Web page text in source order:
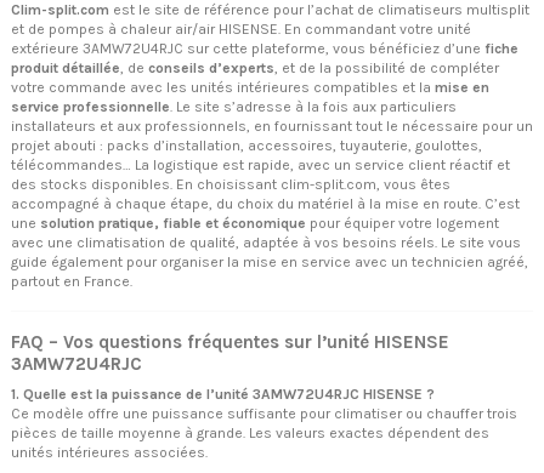
Clim-split.com est le site de référence pour l’achat de climatiseurs multisplit
et de pompes à chaleur air/air HISENSE. En commandant votre unité
extérieure 3AMW72U4RJC sur cette plateforme, vous bénéficiez d’une fiche
produit détaillée, de conseils d’experts, et de la possibilité de compléter
votre commande avec les unités intérieures compatibles et la mise en
service professionnelle. Le site s’adresse à la fois aux particuliers
installateurs et aux professionnels, en fournissant tout le nécessaire pour un
projet abouti : packs d’installation, accessoires, tuyauterie, goulottes,
télécommandes… La logistique est rapide, avec un service client réactif et
des stocks disponibles. En choisissant clim-split.com, vous êtes
accompagné à chaque étape, du choix du matériel à la mise en route. C’est
une solution pratique, fiable et économique pour équiper votre logement
avec une climatisation de qualité, adaptée à vos besoins réels. Le site vous
guide également pour organiser la mise en service avec un technicien agréé,
partout en France.
FAQ – Vos questions fréquentes sur l’unité HISENSE
3AMW72U4RJC
1. Quelle est la puissance de l’unité 3AMW72U4RJC HISENSE ?
Ce modèle offre une puissance suffisante pour climatiser ou chauffer trois
pièces de taille moyenne à grande. Les valeurs exactes dépendent des
unités intérieures associées.